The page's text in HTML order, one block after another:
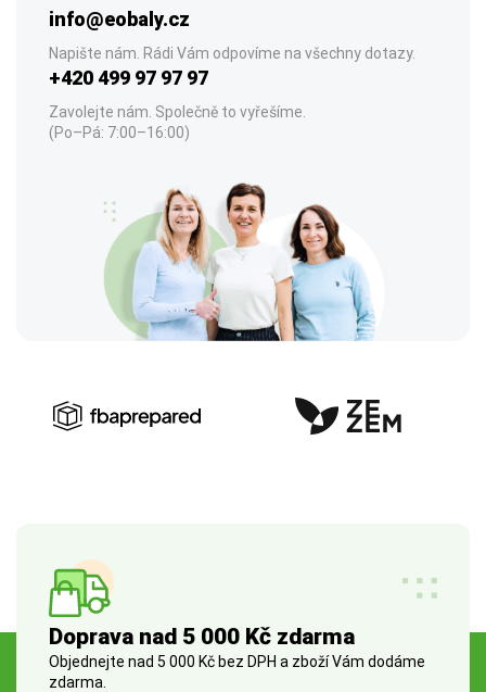
info@eobaly.cz
Napište nám. Rádi Vám odpovíme na všechny dotazy.
+420 499 97 97 97
Zavolejte nám. Společně to vyřešíme.
(Po–Pá: 7:00–16:00)
Doprava nad 5 000 Kč zdarma
Objednejte nad 5 000 Kč bez DPH a zboží Vám dodáme
zdarma.